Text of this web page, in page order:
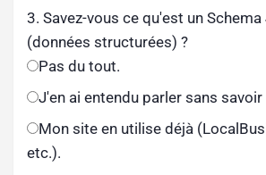
3. Savez-vous ce qu'est un Schema
(données structurées) ?
Pas du tout.
J'en ai entendu parler sans savoir
Mon site en utilise déjà
etc.).